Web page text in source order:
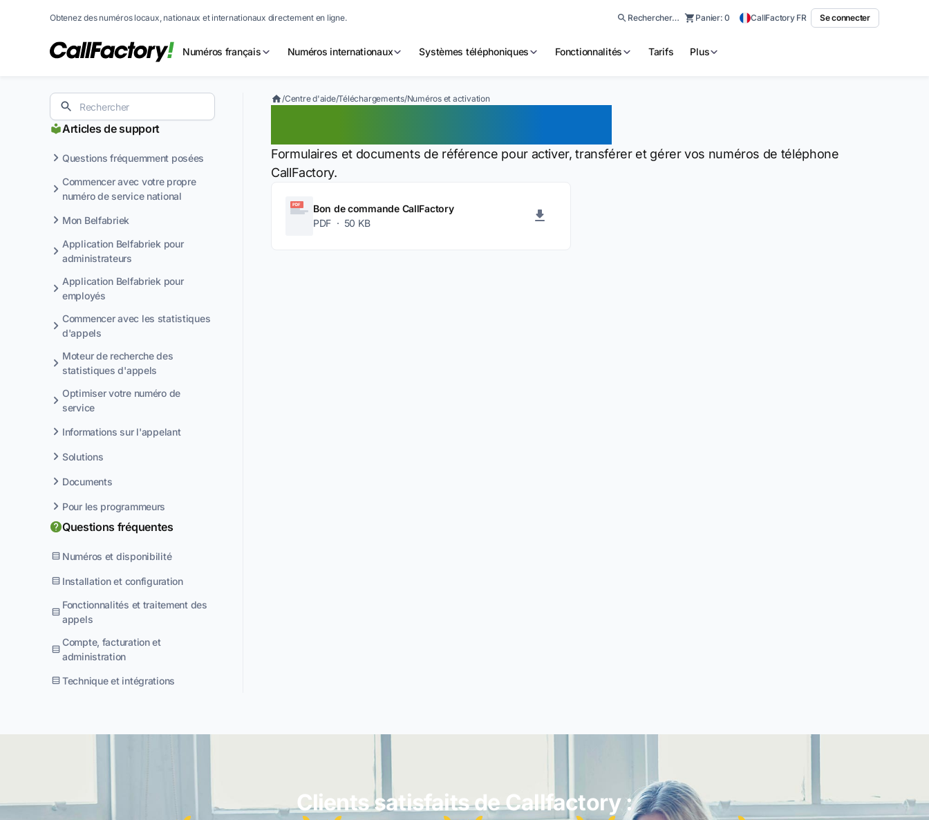
Obtenez des numéros locaux, nationaux et internationaux directement en ligne. Rechercher… Panier:0 CallFactory FR Se connecter
Numéros français Numéros internationaux Systèmes téléphoniques Fonctionnalités Tarifs Plus
Articles de support
Questions fréquemment posées
Commencer avec votre propre
numéro de service national
Mon Belfabriek
Application Belfabriek pour
administrateurs
Application Belfabriek pour
employés
Commencer avec les statistiques
d'appels
Moteur de recherche des
statistiques d'appels
Optimiser votre numéro de
service
Informations sur l'appelant
Solutions
Documents
Pour les programmeurs
Questions fréquentes
Numéros et disponibilité
Installation et configuration
Fonctionnalités et traitement des
appels
Compte, facturation et
administration
Technique et intégrations
/Centre d'aide/Téléchargements/Numéros et activation
Formulaires et documents de référence pour activer, transférer et gérer vos numéros de téléphone
CallFactory.
PDF
Bon de commande CallFactory
PDF · 50 KB
Clients satisfaits de Callfactory :